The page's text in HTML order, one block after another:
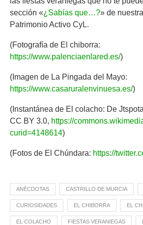
sección «¿Sabías que…?» de
Patrimonio Activo CyL.
(Fotografía de El chiborra:
https://www.palenciaenlared.es/)
(Imagen de La Pingada del Mayo:
https://www.casaruralenvinuesa.es/)
(Instantánea de El colacho: De
CC BY 3.0, https://
curid=4148614)
(Fotos de El Chúndara: https://
ANÉCDOTAS CASTRILLO DE MURCIA
CURIOSIDADES EL CHIBORRA EL
EL COLACHO FIESTAS VERANIEGAS